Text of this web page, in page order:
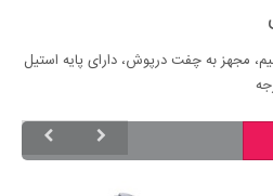
مجهز به چفت درپوش، دارای پایه استیل